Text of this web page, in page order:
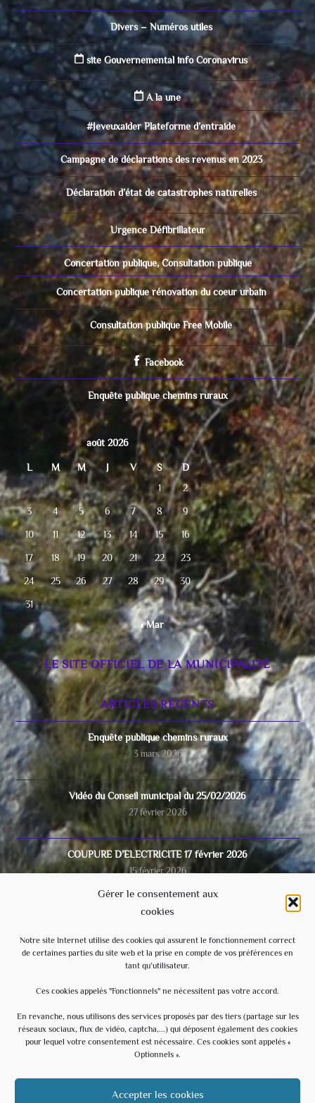
Gérer le consentement aux
cookies
Notre site Internet utilise des cookies qui assurent le fonctionnement correct
de certaines parties du site web et la prise en compte de vos préférences en
tant qu’utilisateur.
Ces cookies appelés "Fonctionnels" ne nécessitent pas votre accord.
En revanche, nous utilisons des services proposés par des tiers (partage sur les
réseaux sociaux, flux de vidéo, captcha,...) qui déposent également des cookies
pour lequel votre consentement est nécessaire. Ces cookies sont appelés «
Optionnels ».
Accepter les cookies
Divers – Numéros utiles
site Gouvernemental info Coronavirus
A la une
#Jeveuxaider Plateforme d’entraide
Campagne de déclarations des revenus en 2023
Déclaration d’état de catastrophes naturelles
Urgence Défibrillateur
Concertation publique, Consultation publique
Concertation publique rénovation du coeur urbain
Consultation publique Free Mobile
Facebook
Enquête publique chemins ruraux
août 2026
L M M J V S
D
1
2
3 4 5 6 7 8 9
10 11 12 13 14 15 16
17 18 19 20 21 22 23
24 25 26 27 28 29 30
31
« Mar
LE SITE OFFICIEL DE LA MUNICIPALITÉ
ARTICLES RÉCENTS
Enquête publique chemins ruraux
3 mars 2026
Vidéo du Conseil municipal du 25/02/2026
27 février 2026
COUPURE D’ELECTRICITE 17 février 2026
15 février 2026
Video du conseil municipal du 28/11/2025
Ecole
3 septembre 2025
Évènements à venir
Soirée Estivale – With U – Hommage à U2